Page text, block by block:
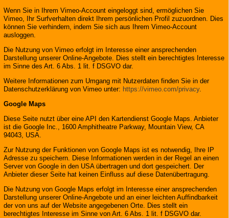
Wenn Sie in Ihrem Vimeo-Account eingeloggt sind, ermöglichen Sie
Vimeo, Ihr Surfverhalten direkt Ihrem persönlichen Profil zuzuordnen. Dies
können Sie verhindern, indem Sie sich aus Ihrem Vimeo-Account
ausloggen.
Die Nutzung von Vimeo erfolgt im Interesse einer ansprechenden
Darstellung unserer Online-Angebote. Dies stellt ein berechtigtes Interesse
im Sinne des Art. 6 Abs. 1 lit. f DSGVO dar.
Weitere Informationen zum Umgang mit Nutzerdaten finden Sie in der
Datenschutzerklärung von Vimeo unter: https://vimeo.com/privacy.
Google Maps
Diese Seite nutzt über eine API den Kartendienst Google Maps. Anbieter
ist die Google Inc., 1600 Amphitheatre Parkway, Mountain View, CA
94043, USA.
Zur Nutzung der Funktionen von Google Maps ist es notwendig, Ihre IP
Adresse zu speichern. Diese Informationen werden in der Regel an einen
Server von Google in den USA übertragen und dort gespeichert. Der
Anbieter dieser Seite hat keinen Einfluss auf diese Datenübertragung.
Die Nutzung von Google Maps erfolgt im Interesse einer ansprechenden
Darstellung unserer Online-Angebote und an einer leichten Auffindbarkeit
der von uns auf der Website angegebenen Orte. Dies stellt ein
berechtigtes Interesse im Sinne von Art. 6 Abs. 1 lit. f DSGVO dar.